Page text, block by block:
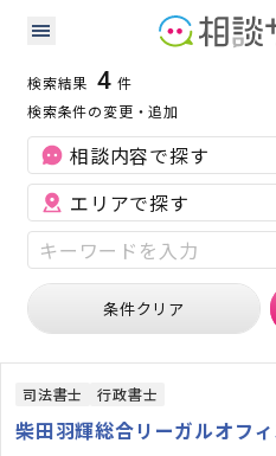
福井県の許認可に強い専
許認可
検索結果 4 件
検索条件の変更・追加
相談内容で探す
エリアで探す
条件クリア
司法書士 行政書士
柴田羽輝総合リーガルオフ